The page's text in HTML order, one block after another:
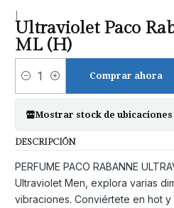
Ultraviolet Paco
ML (H)
Cantidad
Comprar ahora
Mostrar stock de ubicaciones
DESCRIPCIÓN
PERFUME PACO RABANNE
Ultraviolet Men, explora varias
vibraciones. Conviértete en hot